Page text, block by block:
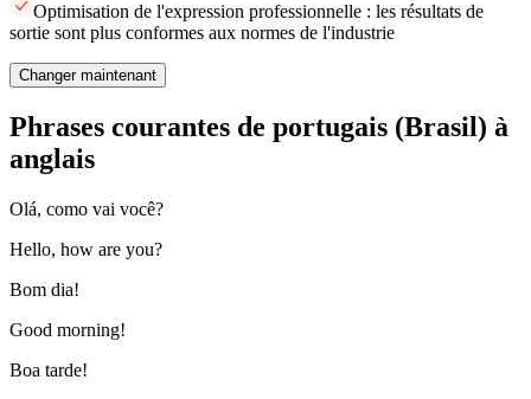
Optimisation de l'expression professionnelle : les résultats de
sortie sont plus conformes aux normes de l'industrie
Changer maintenant
Phrases courantes de portugais (Brasil) à
anglais
Olá, como vai você?
Hello, how are you?
Bom dia!
Good morning!
Boa tarde!